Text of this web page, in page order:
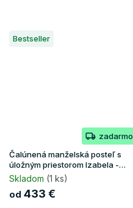
Bestseller
zadarmo
Čalúnená manželská posteľ s
úložným priestorom Izabela -
grafit
Skladom (1 ks)
od 433 €